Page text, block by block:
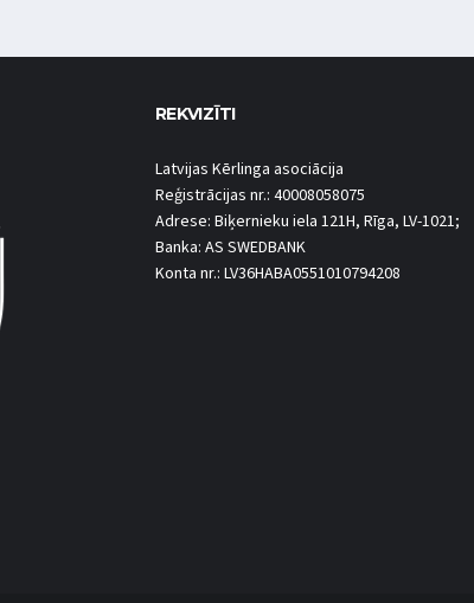
REKVIZĪTI
Latvijas Kērlinga asociācija
Reģistrācijas nr.: 40008058075
Adrese: Biķernieku iela 121H, Rīga, LV-1021;
Banka: AS SWEDBANK
Konta nr.: LV36HABA0551010794208